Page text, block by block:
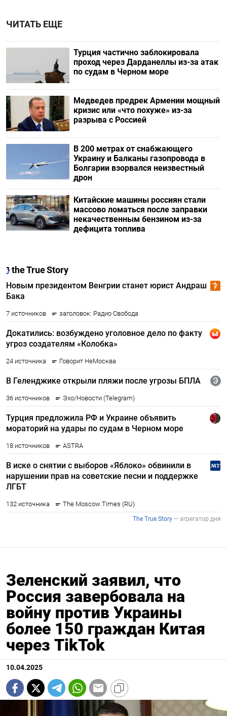
ЧИТАТЬ ЕЩЕ
Турция частично заблокировала
проход через Дарданеллы из-за атак
по судам в Черном море
Медведев предрек Армении мощный
кризис или «что похуже» из-за
разрыва с Россией
В 200 метрах от снабжающего
Украину и Балканы газопровода в
Болгарии взорвался неизвестный
дрон
Китайские машины россиян стали
массово ломаться после заправки
некачественным бензином из-за
дефицита топлива
Зеленский заявил, что
Россия завербовала на
войну против Украины
более 150 граждан Китая
через TikTok
10.04.2025